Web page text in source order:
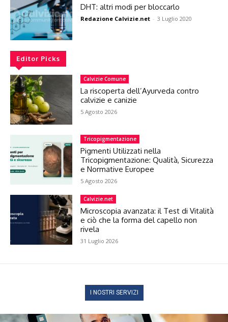
DHT: altri modi per bloccarlo
Redazione Calvizie.net - 3 Luglio 2020
Editor Picks
Calvizie Comune
La riscoperta dell’Ayurveda contro
calvizie e canizie
5 Agosto 2026
Tricopigmentazione
Pigmenti Utilizzati nella
Tricopigmentazione: Qualità, Sicurezza
e Normative Europee
5 Agosto 2026
Calvizie.net
Microscopia avanzata: il Test di Vitalità
e ciò che la forma del capello non
rivela
31 Luglio 2026
I NOSTRI SERVIZI